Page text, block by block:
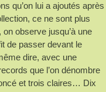
qu’on lui a ajoutés après
ce ne sont plus
observe jusqu’à une
de passer devant le
dire, avec une
que l’on dénombre
et trois claires… Dix